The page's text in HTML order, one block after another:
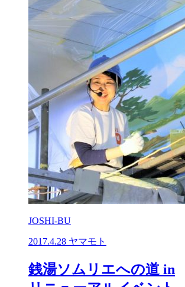
JOSHI-BU
2017.4.28 ヤマモト
銭湯ソムリエへの道 in